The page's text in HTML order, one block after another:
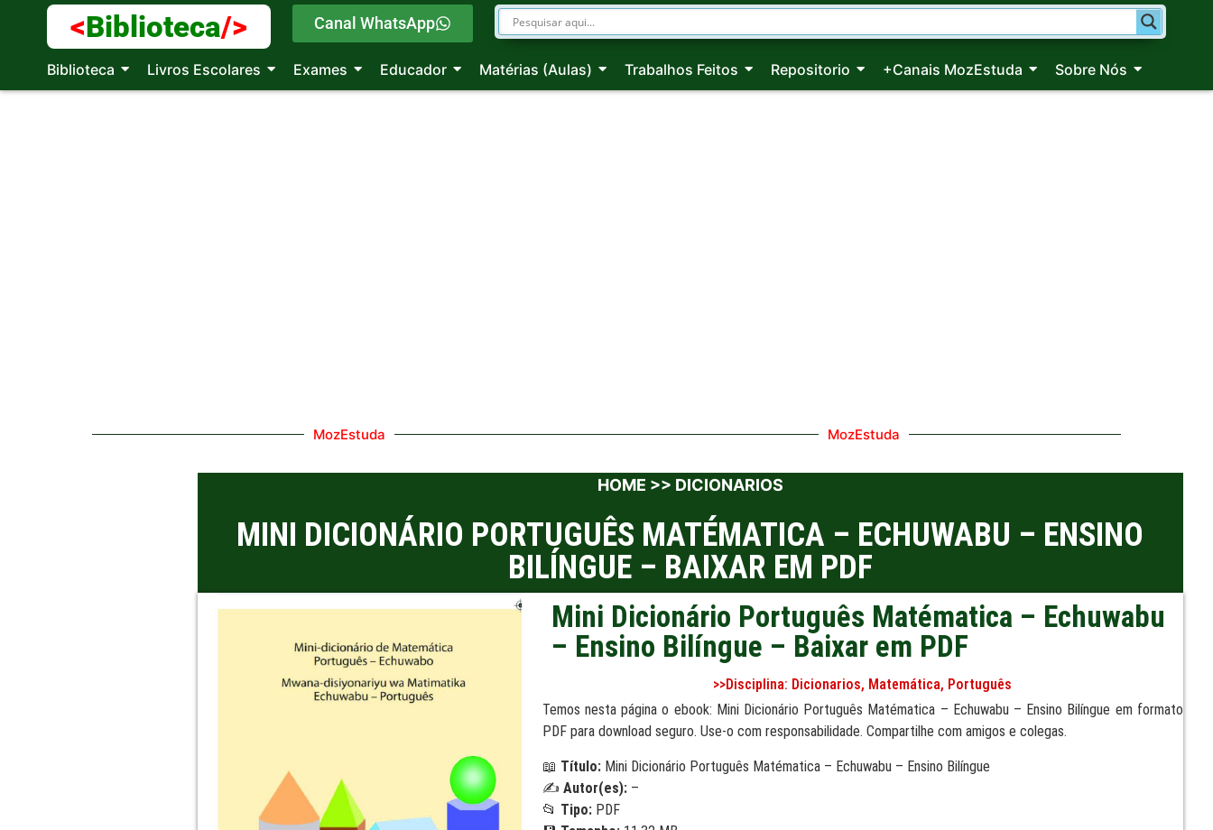
<Biblioteca/> Canal WhatsApp
Biblioteca Livros Escolares Exames Educador Matérias (Aulas) Trabalhos Feitos Repositorio +Canais MozEstuda Sobre Nós
MozEstuda MozEstuda
HOME >> DICIONARIOS
MINI DICIONÁRIO PORTUGUÊS MATÉMATICA – ECHUWABU – ENSINO
BILÍNGUE – BAIXAR EM PDF
Mini Dicionário Português Matématica – Echuwabu
– Ensino Bilíngue – Baixar em PDF
>>Disciplina: Dicionarios, Matemática, Português
Temos nesta página o ebook: Mini Dicionário Português Matématica – Echuwabu – Ensino Bilíngue em formato
PDF para download seguro. Use-o com responsabilidade. Compartilhe com amigos e colegas.
📖 Título:Mini Dicionário Português Matématica – Echuwabu – Ensino Bilíngue
✍️ Autor(es):–
📂 Tipo:PDF